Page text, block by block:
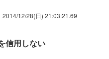
2014/12/28(日) 21:03:21.69
信用しない